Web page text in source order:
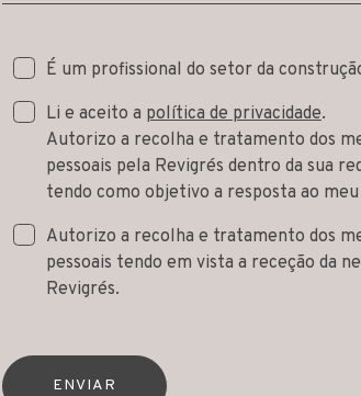
É um profissional do setor da
Li e aceito a política de privacidade.
Autorizo a recolha e tratamento dos
pessoais pela Revigrés dentro da sua
tendo como objetivo a resposta ao
Autorizo a recolha e tratamento dos
pessoais tendo em vista a receção da
Revigrés.
ENVIAR